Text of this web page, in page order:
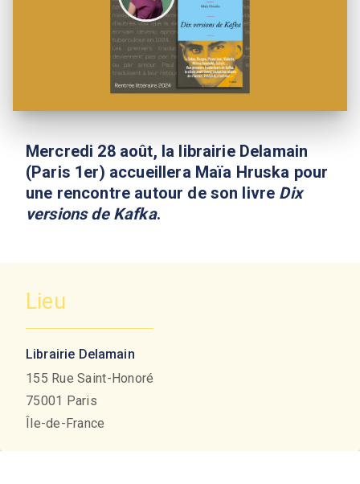
Mercredi 28 août, la librairie Delamain
(Paris 1er) accueillera Maïa Hruska pour
une rencontre autour de son livre Dix
versions de Kafka.
Lieu
Librairie Delamain
155 Rue Saint-Honoré
75001 Paris
Île-de-France